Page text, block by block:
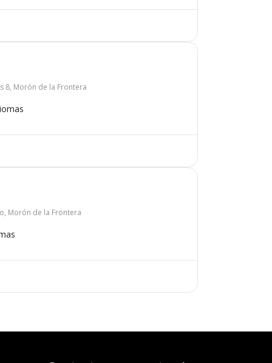
8, Morón de la Frontera
Morón de la Frontera